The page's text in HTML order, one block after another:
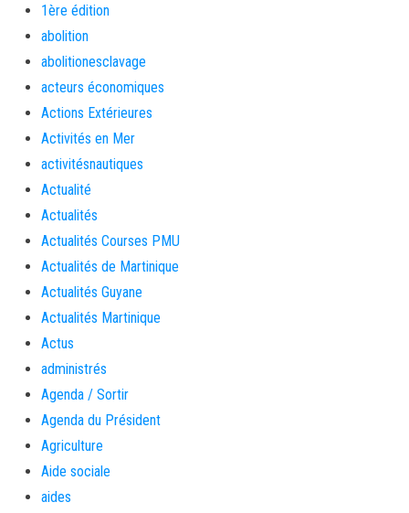
1ère édition
abolition
abolitionesclavage
acteurs économiques
Actions Extérieures
Activités en Mer
activitésnautiques
Actualité
Actualités
Actualités Courses PMU
Actualités de Martinique
Actualités Guyane
Actualités Martinique
Actus
administrés
Agenda / Sortir
Agenda du Président
Agriculture
Aide sociale
aides